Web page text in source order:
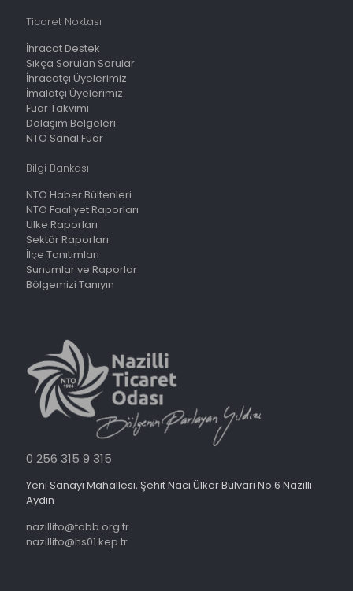
Ticaret Noktası
İhracat Destek
Sıkça Sorulan Sorular
İhracatçı Üyelerimiz
İmalatçı Üyelerimiz
Fuar Takvimi
Dolaşım Belgeleri
NTO Sanal Fuar
Bilgi Bankası
NTO Haber Bültenleri
NTO Faaliyet Raporları
Ülke Raporları
Sektör Raporları
İlçe Tanıtımları
Sunumlar ve Raporlar
Bölgemizi Tanıyın
0 256 315 9 315
Yeni Sanayi Mahallesi, Şehit Naci Ülker Bulvarı No:6 Nazilli
Aydın
nazillito@tobb.org.tr
nazillito@hs01.kep.tr